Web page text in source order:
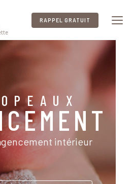
RAPPEL GRATUIT
intérieur